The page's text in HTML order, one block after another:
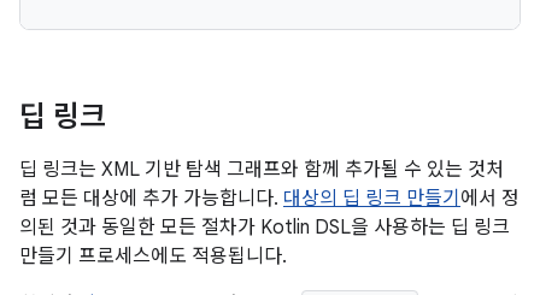
딥 링크
딥 링크는 XML 기반 탐색 그래프와 함께 추가될 수 있는 것처
럼 모든 대상에 추가 가능합니다. 대상의 딥 링크 만들기 에서 정
의된 것과 동일한 모든 절차가 Kotlin DSL을 사용하는 딥 링크
만들기 프로세스에도 적용됩니다.